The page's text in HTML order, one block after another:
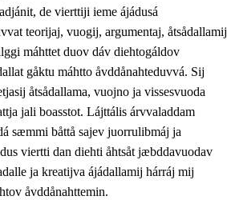
moattevuohta
ja estetihkalasj diedulasjvuohta
ja diehtemvájnogisvuohta
ja birásdiedulasjvuohta
de vierttiji ieme ájádusá
teorijaj, vuogij, argumentaj, åtsådallamij
máhttet duov dáv diehtogáldov
gåktu máhtto åvddånahteduvvá. Sij
åtsådallama, vuojno ja vissesvuoda
jali boasstot. Lájttális árvvaladdam
sæmmi båttå sajev juorrulibmáj ja
viertti dan diehti åhtsåt jæbddavuodav
ja kreatijva ájádallamij hárráj mij
åvddånahttemin.